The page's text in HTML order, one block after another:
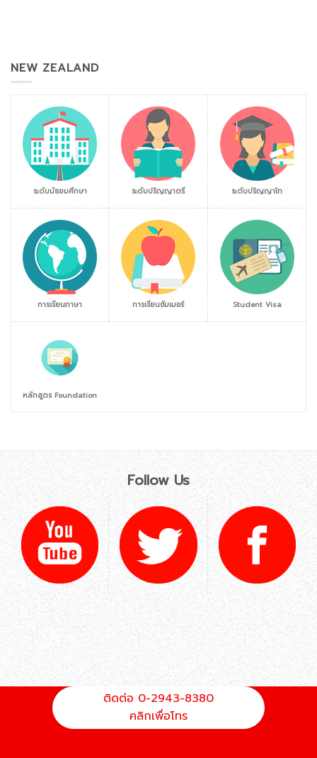
NEW ZEALAND
ระดับมัธยมศึกษา ระดับปริญญาตรี ระดับปริญญาโท
การเรียนภาษา การเรียนซัมเมอร์ Student Visa
หลักสูตร Foundation
Follow Us
ติดต่อ 0-2943-8380
คลิกเพื่อโทร